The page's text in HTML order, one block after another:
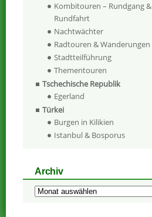
Kombitouren – Rundgang &
Rundfahrt
Nachtwächter
Radtouren & Wanderungen
Stadtteilführung
Thementouren
Tschechische Republik
Egerland
Türkei
Burgen in Kilikien
Istanbul & Bosporus
Archiv
Archiv